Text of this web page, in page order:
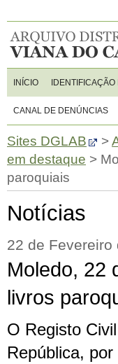
INÍCIO
CANAL DE DENÚNCIAS
Sites DGLAB >
em destaque >
paroquiais
Notícias
22 de Fevereiro
Moledo, 22
livros
O Registo
República,